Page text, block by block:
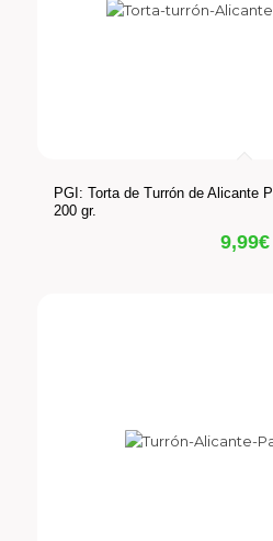
PGI: Torta de Turrón de Alicante
200 gr.
9,99€